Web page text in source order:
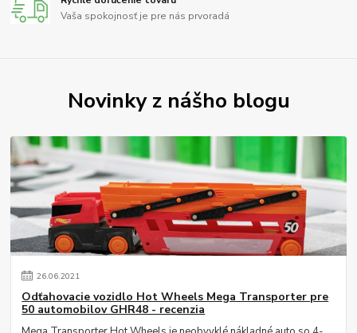
Vaša spokojnosť je pre nás prvoradá
Novinky z nášho blogu
26.06.2021
Odťahovacie vozidlo Hot Wheels Mega Transporter pre
50 automobilov GHR48 - recenzia